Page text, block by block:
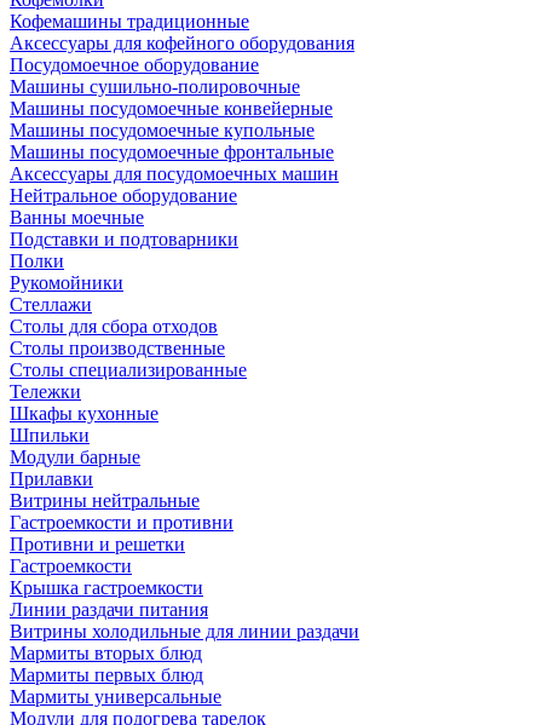
Кофемашины традиционные
Аксессуары для кофейного оборудования
Посудомоечное оборудование
Машины сушильно-полировочные
Машины посудомоечные конвейерные
Машины посудомоечные купольные
Машины посудомоечные фронтальные
Аксессуары для посудомоечных машин
Нейтральное оборудование
Ванны моечные
Подставки и подтоварники
Полки
Рукомойники
Стеллажи
Столы для сбора отходов
Столы производственные
Столы специализированные
Тележки
Шкафы кухонные
Шпильки
Модули барные
Прилавки
Витрины нейтральные
Гастроемкости и противни
Противни и решетки
Гастроемкости
Крышка гастроемкости
Линии раздачи питания
Витрины холодильные для линии раздачи
Мармиты вторых блюд
Мармиты первых блюд
Мармиты универсальные
Модули для подогрева тарелок